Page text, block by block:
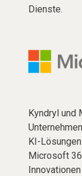
Dienste.
Kyndryl und
KI-
Microsoft